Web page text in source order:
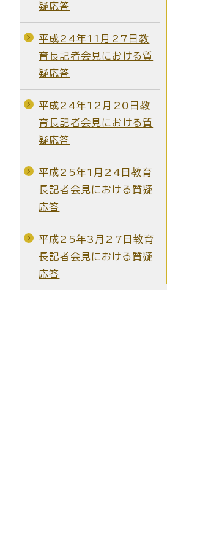
疑応答
平成24年11月27日教
育長記者会見における質
疑応答
平成24年12月20日教
育長記者会見における質
疑応答
平成25年1月24日教育
長記者会見における質疑
応答
平成25年3月27日教育
長記者会見における質疑
応答